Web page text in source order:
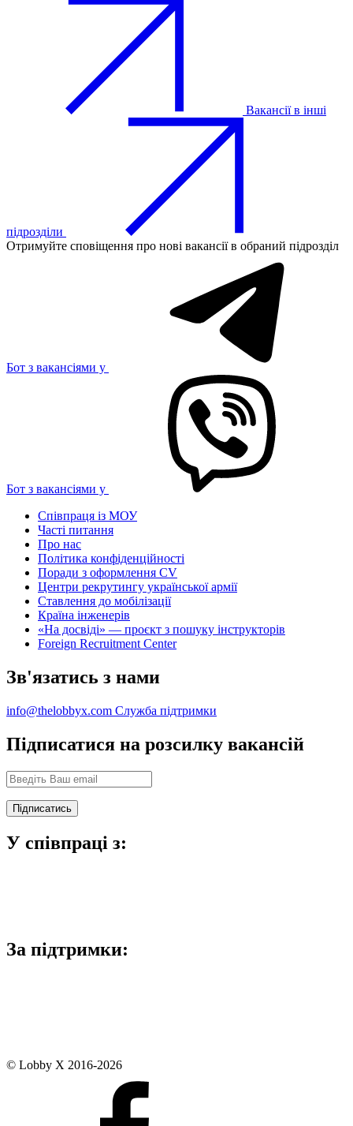
Вакансії в інші
підрозділи
Отримуйте сповіщення про нові вакансії в обраний підрозділ
Бот з вакансіями у
Бот з вакансіями у
Співпраця із МОУ
Часті питання
Про нас
Політика конфіденційності
Поради з оформлення CV
Центри рекрутингу української армії
Ставлення до мобілізації
Країна інженерів
«На досвіді» — проєкт з пошуку інструкторів
Foreign Recruitment Center
Зв'язатись з нами
info@thelobbyx.com Служба підтримки
Підписатися на розсилку вакансій
У співпраці з:
За підтримки:
© Lobby X 2016-2026